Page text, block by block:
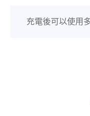
充電後可以使用